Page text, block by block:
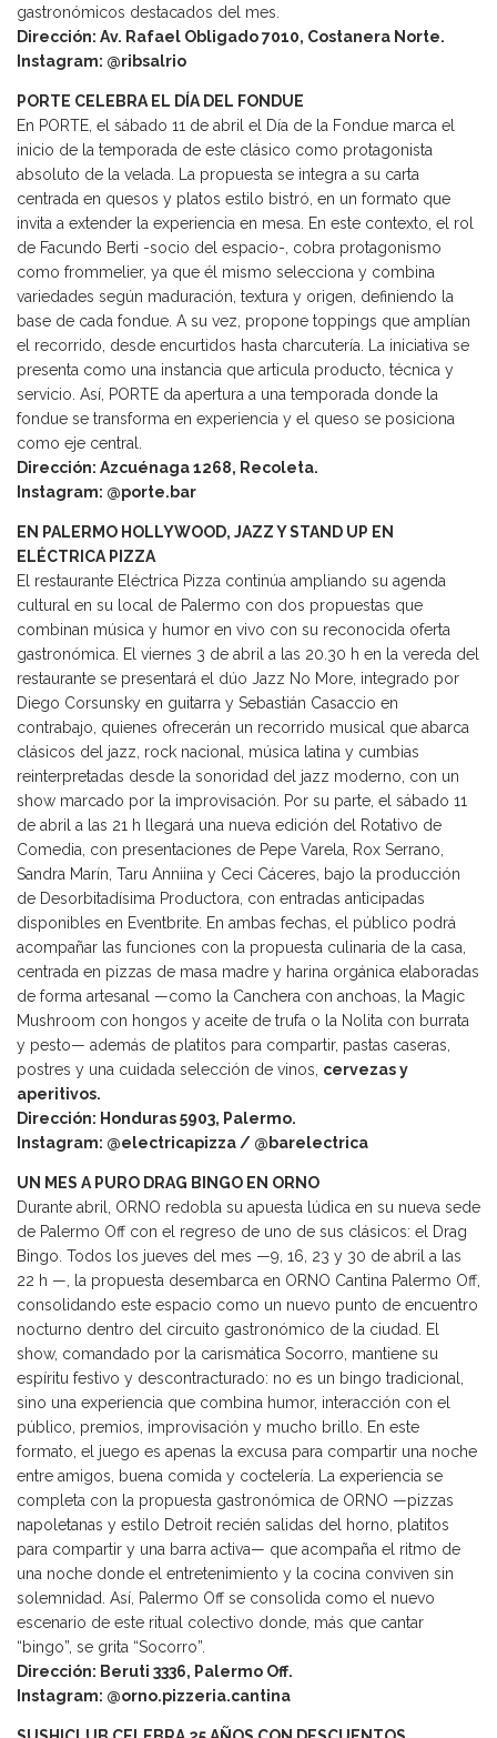
gastronómicos destacados del mes.
Dirección: Av. Rafael Obligado 7010, Costanera Norte.
Instagram: @ribsalrio
PORTE CELEBRA EL DÍA DEL FONDUE
En PORTE, el sábado 11 de abril el Día de la Fondue marca el
inicio de la temporada de este clásico como protagonista
absoluto de la velada. La propuesta se integra a su carta
centrada en quesos y platos estilo bistró, en un formato que
invita a extender la experiencia en mesa. En este contexto, el rol
de Facundo Berti -socio del espacio-, cobra protagonismo
como frommelier, ya que él mismo selecciona y combina
variedades según maduración, textura y origen, definiendo la
base de cada fondue. A su vez, propone toppings que amplían
el recorrido, desde encurtidos hasta charcutería. La iniciativa se
presenta como una instancia que articula producto, técnica y
servicio. Así, PORTE da apertura a una temporada donde la
fondue se transforma en experiencia y el queso se posiciona
como eje central.
Dirección: Azcuénaga 1268, Recoleta.
Instagram: @porte.bar
EN PALERMO HOLLYWOOD, JAZZ Y STAND UP EN
ELÉCTRICA PIZZA
El restaurante Eléctrica Pizza continúa ampliando su agenda
cultural en su local de Palermo con dos propuestas que
combinan música y humor en vivo con su reconocida oferta
gastronómica. El viernes 3 de abril a las 20.30 h en la vereda del
restaurante se presentará el dúo Jazz No More, integrado por
Diego Corsunsky en guitarra y Sebastián Casaccio en
contrabajo, quienes ofrecerán un recorrido musical que abarca
clásicos del jazz, rock nacional, música latina y cumbias
reinterpretadas desde la sonoridad del jazz moderno, con un
show marcado por la improvisación. Por su parte, el sábado 11
de abril a las 21 h llegará una nueva edición del Rotativo de
Comedia, con presentaciones de Pepe Varela, Rox Serrano,
Sandra Marín, Taru Anniina y Ceci Cáceres, bajo la producción
de Desorbitadísima Productora, con entradas anticipadas
disponibles en Eventbrite. En ambas fechas, el público podrá
acompañar las funciones con la propuesta culinaria de la casa,
centrada en pizzas de masa madre y harina orgánica elaboradas
de forma artesanal —como la Canchera con anchoas, la Magic
Mushroom con hongos y aceite de trufa o la Nolita con burrata
y pesto— además de platitos para compartir, pastas caseras,
postres y una cuidada selección de vinos, cervezas y
aperitivos.
Dirección: Honduras 5903, Palermo.
Instagram: @electricapizza / @barelectrica
UN MES A PURO DRAG BINGO EN ORNO
Durante abril, ORNO redobla su apuesta lúdica en su nueva sede
de Palermo Off con el regreso de uno de sus clásicos: el Drag
Bingo. Todos los jueves del mes —9, 16, 23 y 30 de abril a las
22 h —, la propuesta desembarca en ORNO Cantina Palermo Off,
consolidando este espacio como un nuevo punto de encuentro
nocturno dentro del circuito gastronómico de la ciudad. El
show, comandado por la carismática Socorro, mantiene su
espíritu festivo y descontracturado: no es un bingo tradicional,
sino una experiencia que combina humor, interacción con el
público, premios, improvisación y mucho brillo. En este
formato, el juego es apenas la excusa para compartir una noche
entre amigos, buena comida y coctelería. La experiencia se
completa con la propuesta gastronómica de ORNO —pizzas
napoletanas y estilo Detroit recién salidas del horno, platitos
para compartir y una barra activa— que acompaña el ritmo de
una noche donde el entretenimiento y la cocina conviven sin
solemnidad. Así, Palermo Off se consolida como el nuevo
escenario de este ritual colectivo donde, más que cantar
“bingo”, se grita “Socorro”.
Dirección: Beruti 3336, Palermo Off.
Instagram: @orno.pizzeria.cantina